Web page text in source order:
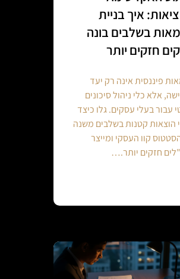
איך בניית
בשלבים בונה
חזקים יותר
פיננסית אינה רק יעד
אלא כלי ניהול סיכונים
עבור בעלי עסקים. גלו כיצד
הוצאות קטנות בשלבים משנה
קוו העסקי ומייצר
חזקים יותר.…